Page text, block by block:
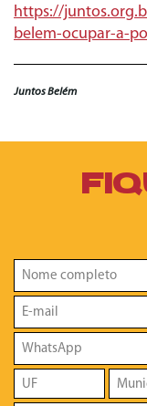
https://
belem-ocupar-a-
Juntos Belém